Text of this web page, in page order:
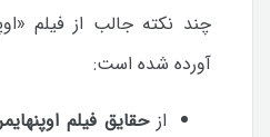
چند نکته جالب از فیلم
آورده شده است:
ازحقایق فیلم